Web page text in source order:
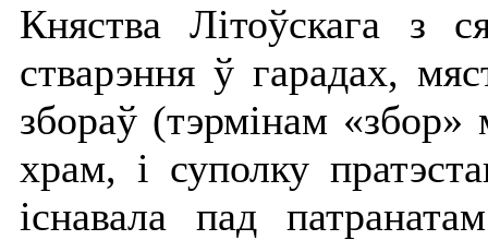
Княства Літоўскага з
стварэння ў гарадах,
збораў (тэрмінам
храм, і суполку
існавала пад